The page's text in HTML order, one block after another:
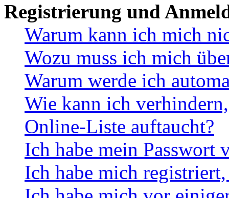
Registrierung und
Warum kann ich mich
Wozu muss ich mich
Warum werde ich
Wie kann ich
Online-Liste auftaucht?
Ich habe mein Passwort
Ich habe mich